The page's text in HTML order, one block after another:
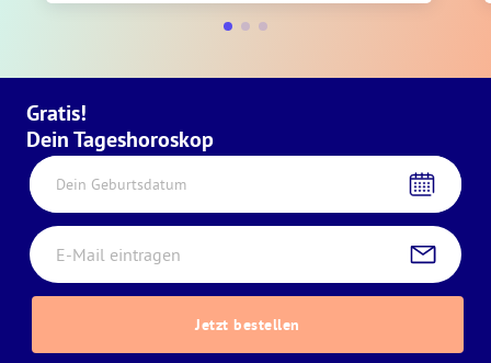
Gratis!
Dein Tageshoroskop
Dein Geburtsdatum
Jetzt bestellen